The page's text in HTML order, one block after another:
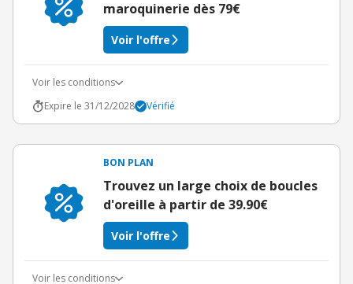
maroquinerie dès 79€
Voir l'offre
Voir les conditions
Expire le 31/12/2028
Vérifié
BON PLAN
Trouvez un large choix de boucles
d'oreille à partir de 39.90€
Voir l'offre
Voir les conditions